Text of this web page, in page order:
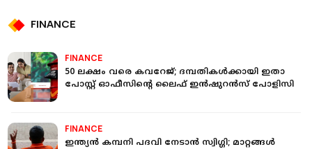
FINANCE
FINANCE
50 ലക്ഷം വരെ കവറേജ്; ദമ്പതികള്‍ക്കായി ഇതാ
പോസ്റ്റ് ഓഫീസിന്റെ ലൈഫ് ഇന്‍ഷുറന്‍സ് പോളിസി
FINANCE
ഇന്ത്യന്‍ കമ്പനി പദവി നേടാന്‍ സ്വിഗ്ഗി; മാറ്റങ്ങള്‍